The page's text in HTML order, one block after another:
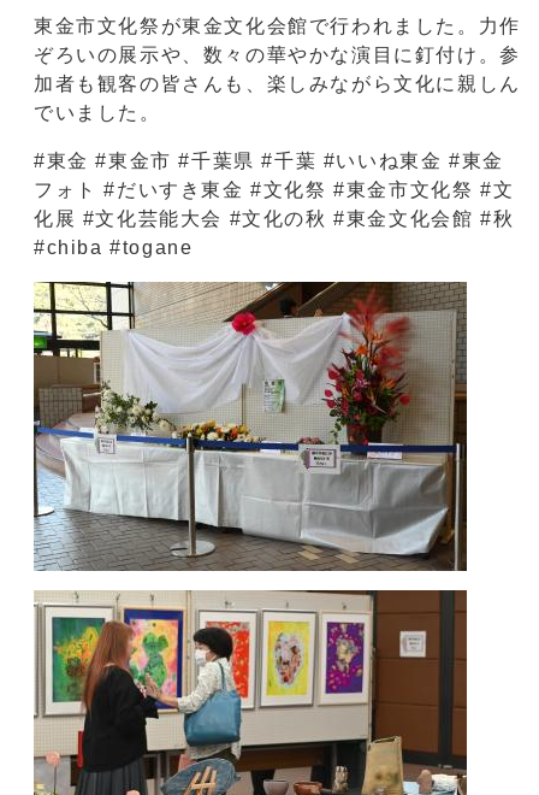
東金市文化祭が東金文化会館で行われました。力作
ぞろいの展示や、数々の華やかな演目に釘付け。参
加者も観客の皆さんも、楽しみながら文化に親しん
でいました。
#東金 #東金市 #千葉県 #千葉 #いいね東金 #東金
フォト #だいすき東金 #文化祭 #東金市文化祭 #文
化展 #文化芸能大会 #文化の秋 #東金文化会館 #秋
#chiba #togane